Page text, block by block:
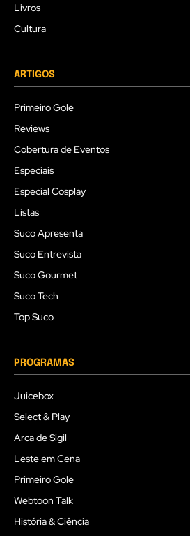
Livros
Cultura
ARTIGOS
Primeiro Gole
Reviews
Cobertura de Eventos
Especiais
Especial Cosplay
Listas
Suco Apresenta
Suco Entrevista
Suco Gourmet
Suco Tech
Top Suco
PROGRAMAS
Juicebox
Select & Play
Arca de Sigil
Leste em Cena
Primeiro Gole
Webtoon Talk
História & Ciência